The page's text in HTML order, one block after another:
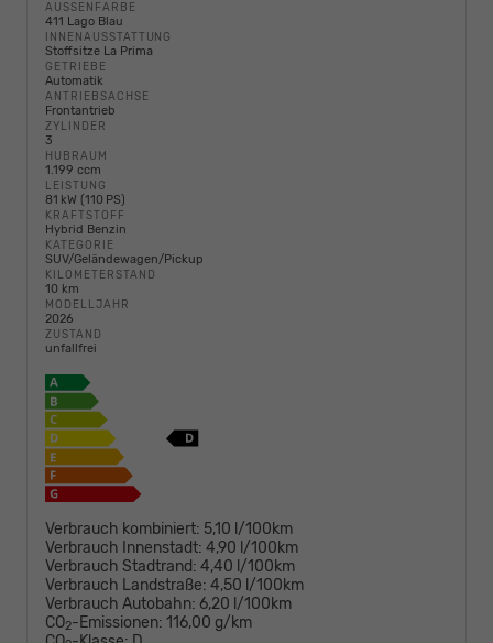
AUSSENFARBE
411 Lago Blau
INNENAUSSTATTUNG
Stoffsitze La Prima
GETRIEBE
Automatik
ANTRIEBSACHSE
Frontantrieb
ZYLINDER
3
HUBRAUM
1.199 ccm
LEISTUNG
81 kW (110 PS)
KRAFTSTOFF
Hybrid Benzin
KATEGORIE
SUV/Geländewagen/Pickup
KILOMETERSTAND
10 km
MODELLJAHR
2026
ZUSTAND
unfallfrei
Verbrauch kombiniert: 5,10 l/100km
Verbrauch Innenstadt: 4,90 l/100km
Verbrauch Stadtrand: 4,40 l/100km
Verbrauch Landstraße: 4,50 l/100km
Verbrauch Autobahn: 6,20 l/100km
CO2-Emissionen: 116,00 g/km